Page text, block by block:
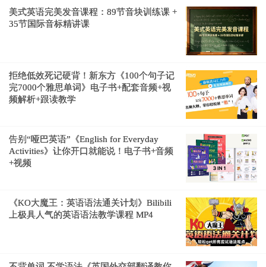
美式英语完美发音课程：89节音块训练课 +
35节国际音标精讲课
拒绝低效死记硬背！新东方《100个句子记
完7000个雅思单词》电子书+配套音频+视
频解析+跟读教学
告别“哑巴英语”《English for Everyday
Activities》让你开口就能说！电子书+音频
+视频
《KO大魔王：英语语法通关计划》Bilibili
上极具人气的英语语法教学课程 MP4